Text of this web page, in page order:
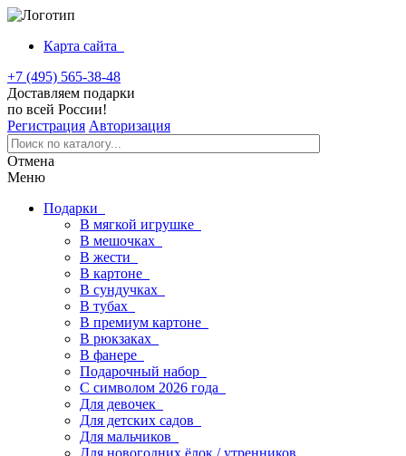
Карта сайта
+7 (495) 565-38-48
Доставляем подарки
по всей России!
Регистрация Авторизация
Отмена
Меню
Подарки
В мягкой игрушке
В мешочках
В жести
В картоне
В сундучках
В тубах
В премиум картоне
В рюкзаках
В фанере
Подарочный набор
С символом 2026 года
Для девочек
Для детских садов
Для мальчиков
Для новогодних ёлок / утренников